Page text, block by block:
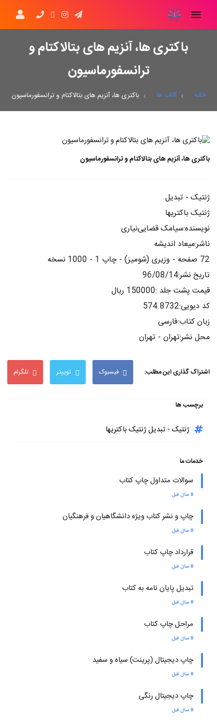
باکتری ها، آنزیم های بتالاکتام و
ترانسفورماسیون
خانه کتاب ها باکتری ها، آنزیم های بتالاکتام و ترانسفورماسیون
باکتری ها، آنزیم های بتالاکتام و ترانسفورماسیون
ژنتیک - تبدیل
ژنتیک باکتریها
نویسنده:سیامک قضایی‌نیاری
ناشر:میعاد اندیشه
72 صفحه - وزیری (شومیز) - چاپ 1 - 1000 نسخه
تاریخ نشر:96/08/14
قیمت پشت جلد :150000 ریال
کد دیویی:574.8732
زبان کتاب:فارسی
محل نشر:تهران - تهران
اشتراک گذاری این مطلب: فیسبوک توییتر تلگرام
برچسب ها
ژنتیک - تبدیل ژنتیک باکتریها
خدمات ما
سوالات متداول چاپ کتاب
8 سال قبل
چاپ و نشر کتاب ویژه دانشگاهیان و فرهنگیان
8 سال قبل
قرارداد چاپ کتاب
8 سال قبل
تبدیل پایان نامه به کتاب
8 سال قبل
مراحل چاپ کتاب
8 سال قبل
چاپ دیجیتال (پرینت) سیاه و سفید
8 سال قبل
چاپ دیجیتال رنگی
8 سال قبل